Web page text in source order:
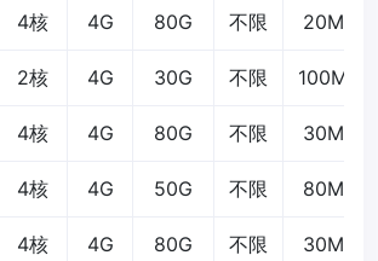
4核 4G 80G 不限 20M
2核 4G 30G 不限 100M
4核 4G 80G 不限 30M
4核 4G 50G 不限 80M
4核 4G 80G 不限 30M